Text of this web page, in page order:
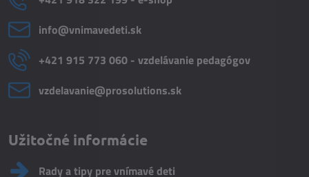
info​@vnimavedeti​.sk
+421 915 773 060 - vzdelávanie pedagógov
vzdelavanie​@prosolutions​.sk
Užitočné informácie
Rady a tipy pre vnímavé deti